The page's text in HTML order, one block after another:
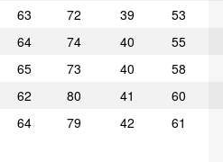
63 72 39
53
64 74 40
55
65 73 40
58
62 80 41
60
64 79 42
61